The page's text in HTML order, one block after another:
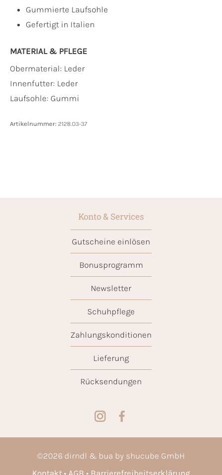
Gummierte Laufsohle
Gefertigt in Italien
MATERIAL & PFLEGE
Obermaterial: Leder
Innenfutter: Leder
Laufsohle: Gummi
Artikelnummer: 2128.03-37
Konto & Services
Gutscheine einlösen
Bonusprogramm
Newsletter
Schuhpflege
Zahlungskonditionen
Lieferung
Rücksendungen
©2026 dirndl & bua by shucube GmbH
Kontakt
AGB Barrierefreiheitserklärung